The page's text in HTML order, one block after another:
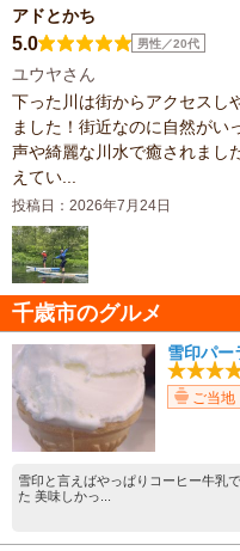
アドとかち
5.0 男性／20代
ユウヤさん
下った川は街からアクセスし
ました！街近なのに自然がい
声や綺麗な川水で癒されまし
えてい...
投稿日：2026年7月24日
千歳市のグルメ
雪印パー
ご当地
雪印と言えばやっぱりコーヒー牛乳
た 美味しかっ...